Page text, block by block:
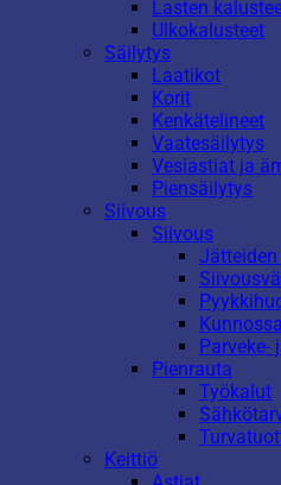
Lasten
Ulkokalusteet
Säilytys
Laatikot
Korit
Kenkätelineet
Vaatesäilytys
Vesiastiat ja
Piensäilytys
Siivous
Siivous
Parveke-
Pienrauta
Työkalut
Keittiö